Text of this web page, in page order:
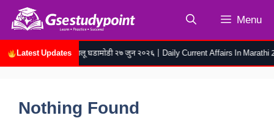
Skip
content
Menu
Latest Updates
रोजच्या चालू घडामोडी २७ जुन २०२६ | Daily Current Affairs In Marathi 27
Nothing Found